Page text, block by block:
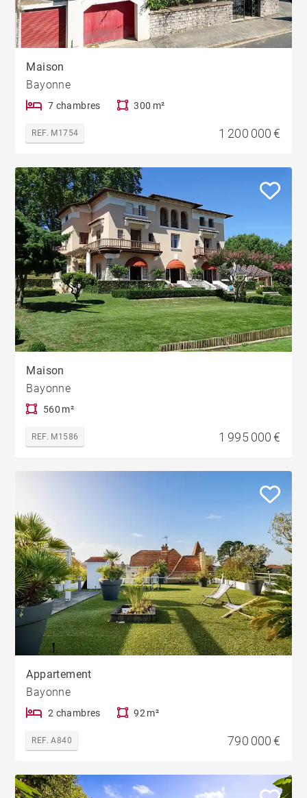
Maison
Bayonne
7 chambres 300 m²
REF. M1754 1 200 000 €
Maison
Bayonne
560 m²
REF. M1586 1 995 000 €
Appartement
Bayonne
2 chambres 92 m²
REF. A840 790 000 €